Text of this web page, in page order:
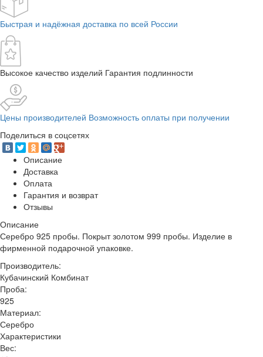
Быстрая и надёжная доставка по всей России
Высокое качество изделий Гарантия подлинности
Цены производителей Возможность оплаты при получении
Поделиться в соцсетях
Описание
Доставка
Оплата
Гарантия и возврат
Отзывы
Описание
Серебро 925 пробы. Покрыт золотом 999 пробы. Изделие в
фирменной подарочной упаковке.
Производитель:
Кубачинский Комбинат
Проба:
925
Материал:
Серебро
Характеристики
Вес: